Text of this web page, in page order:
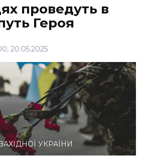
проведуть в
Героя
20.05.2025
УКРАЇНИ